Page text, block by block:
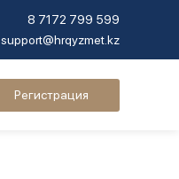
8 7172 799 599
support@hrqyzmet.kz
Регистрация